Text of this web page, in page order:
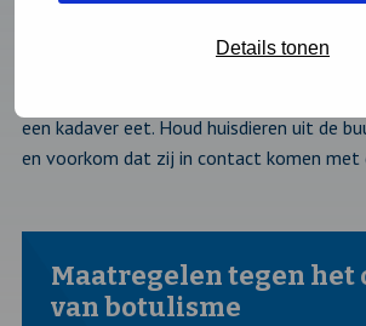
Details tonen
Botulisme is zeldzaam bij honden, maar
een kadaver eet. Houd huisdieren uit de
en voorkom dat zij in contact komen met
Maatregelen tegen het
van botulisme